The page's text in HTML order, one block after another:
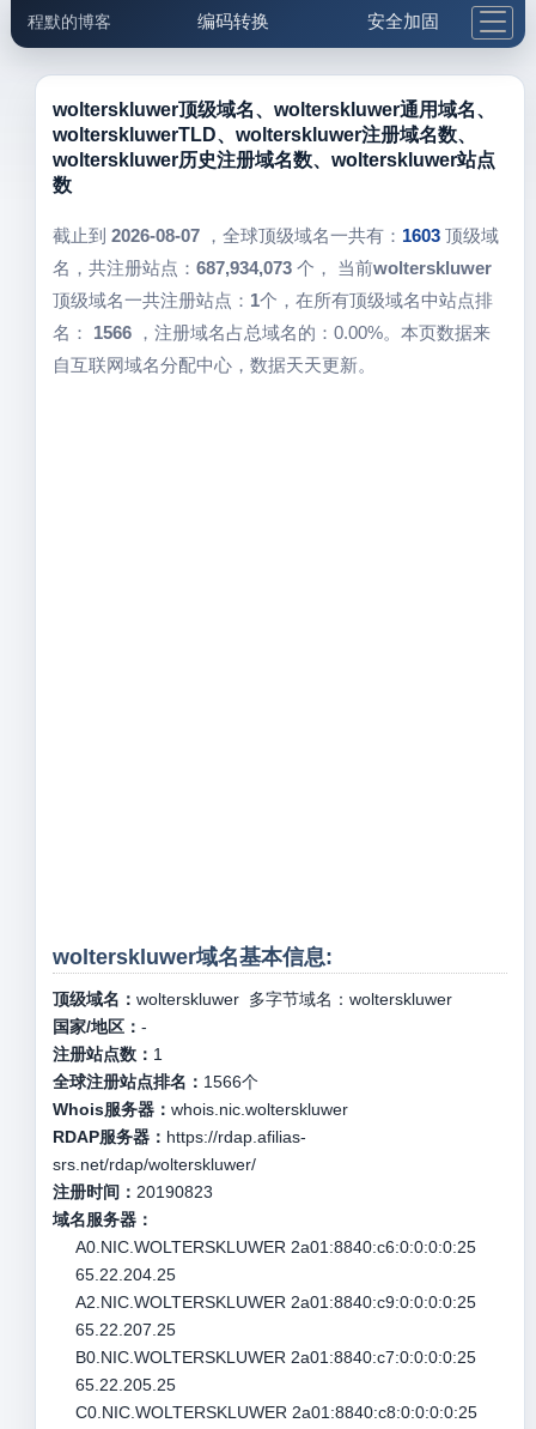
程默的博客 编码转换 安全加固
邮件工具 生活便民 更多工具
5.1支付宝大红包
wolterskluwer顶级域名、wolterskluwer通用域名、
wolterskluwerTLD、wolterskluwer注册域名数、
wolterskluwer历史注册域名数、wolterskluwer站点
数
截止到 2026-08-07，全球顶级域名一共有： 1603 顶级域
名，共注册站点： 687,934,073 个， 当前wolterskluwer
顶级域名一共注册站点： 1个，在所有顶级域名中站点排
名： 1566，注册域名占总域名的：0.00%。本页数据来
自互联网域名分配中心，数据天天更新。
wolterskluwer域名基本信息:
顶级域名： wolterskluwer多字节域名： wolterskluwer
国家/地区： -
注册站点数： 1
全球注册站点排名： 1566个
Whois服务器： whois.nic.wolterskluwer
RDAP服务器： https://rdap.afilias-
srs.net/rdap/wolterskluwer/
注册时间： 20190823
域名服务器：
A0.NIC.WOLTERSKLUWER 2a01:8840:c6:0:0:0:0:25
65.22.204.25
A2.NIC.WOLTERSKLUWER 2a01:8840:c9:0:0:0:0:25
65.22.207.25
B0.NIC.WOLTERSKLUWER 2a01:8840:c7:0:0:0:0:25
65.22.205.25
C0.NIC.WOLTERSKLUWER 2a01:8840:c8:0:0:0:0:25